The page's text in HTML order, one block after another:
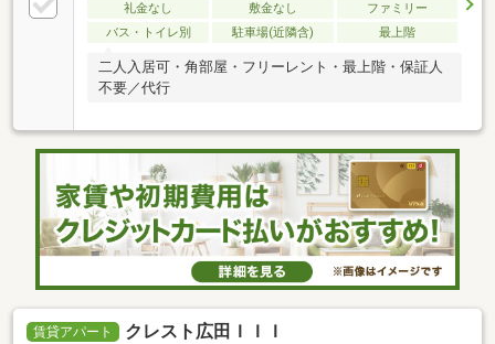
礼金なし 敷金なし
ファミリー
バス・トイレ別
駐車場(近隣含) 最上階
二人入居可・角部屋・フリーレント・最上階・保証人
不要／代行
賃貸アパート クレスト広田ＩＩＩ